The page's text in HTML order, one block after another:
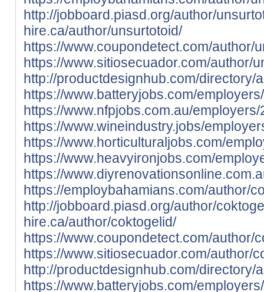
http://jobboard.piasd.org/author/
hire.ca/author/unsurtotoid/
https://www.coupondetect.com/author/
https://www.sitiosecuador.com/author/
http://productdesignhub.com/directory/
https://www.batteryjobs.com/
https://www.nfpjobs.com.au/
https://www.wineindustry.jobs/
https://www.horticulturaljobs.com/
https://www.heavyironjobs.com/
https://
https://employbahamians.com/author/
http://jobboard.piasd.org/author/
hire.ca/author/coktogelid/
https://www.coupondetect.com/author/
https://www.sitiosecuador.com/author/
http://productdesignhub.com/directory/
https://www.batteryjobs.com/